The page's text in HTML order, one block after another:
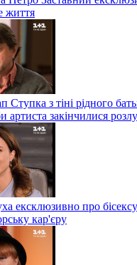
життя
з тіні рідного
артиста закінчилися
ексклюзивно про
кар'єру